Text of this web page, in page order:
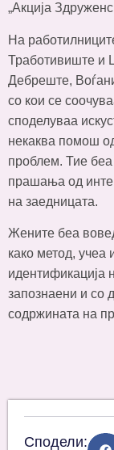
„Акција
На
Тработивиште и
Дебреште,
со кои се
споделуваа
некаква помош
проблем. Тие беа
прашања од
на заедницата.
Жените беа
како метод, учеа
идентификација
запознаени и со
содржината на
Сподели: